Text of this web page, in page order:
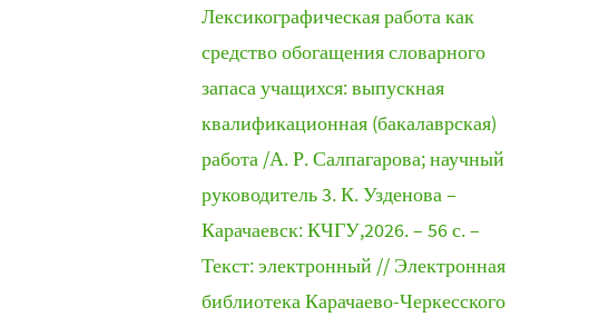
Лексикографическая работа как
средство обогащения словарного
запаса учащихся: выпускная
квалификационная (бакалаврская)
работа /А. Р. Салпагарова; научный
руководитель 3. К. Узденова –
Карачаевск: КЧГУ,2026. – 56 с. –
Текст: электронный // Электронная
библиотека Карачаево-Черкесского